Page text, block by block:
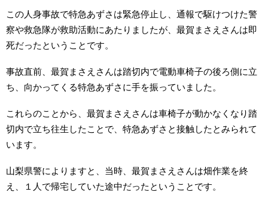
この人身事故で特急あずさは緊急停止し、通報で駆けつけた警
察や救急隊が救助活動にあたりましたが、最賀まさえさんは即
死だったということです。
事故直前、最賀まさえさんは踏切内で電動車椅子の後ろ側に立
ち、向かってくる特急あずさに手を振っていました。
これらのことから、最賀まさえさんは車椅子が動かなくなり踏
切内で立ち往生したことで、特急あずさと接触したとみられて
います。
山梨県警によりますと、当時、最賀まさえさんは畑作業を終
え、１人で帰宅していた途中だったということです。